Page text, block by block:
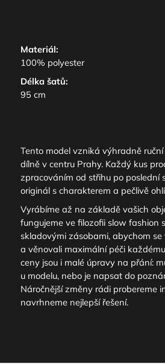
Materiál:
100% polyester
Délka šatů:
95 cm
Tento model vzniká výhradně
dílně v centru Prahy. Každý kus
zpracováním od střihu po poslední
originál s charakterem a pečlivě
Vyrábíme až na základě vašich
fungujeme ve filozofii slow fashion
skladovými zásobami, abychom
a věnovali maximální péči
ceny jsou i malé úpravy na přání:
u modelu, nebo je napsat do
Náročnější změny rádi probereme
navrhneme nejlepší řešení.